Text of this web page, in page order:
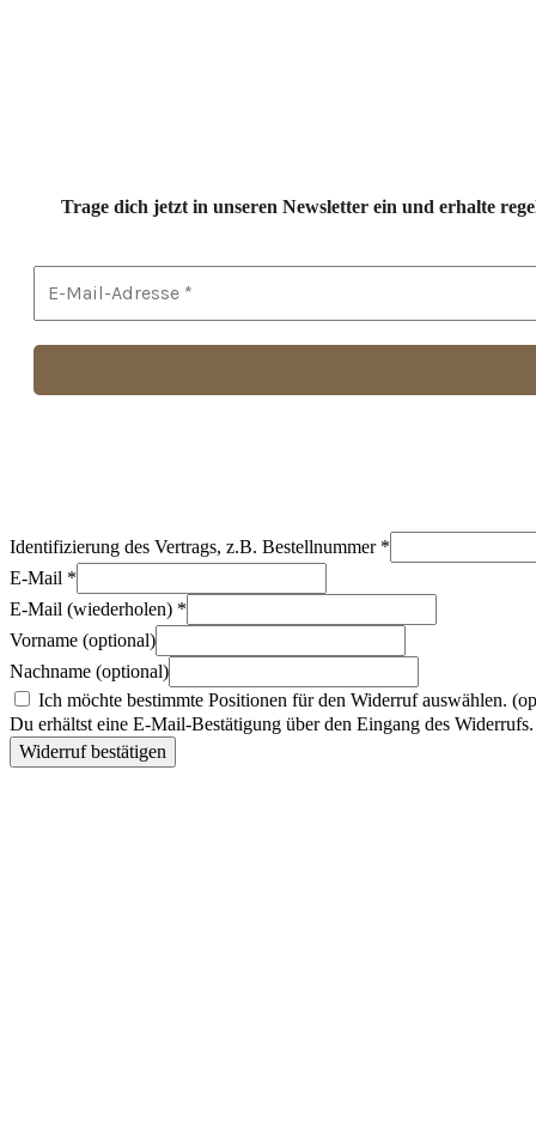
Trage dich jetzt in unseren Newsletter ein und erhalte
Identifizierung des Vertrags, z.B. Bestellnummer *
E-Mail *
E-Mail (wiederholen) *
Vorname (optional)
Nachname (optional)
Ich möchte bestimmte Positionen für den Widerruf auswählen.
Du erhältst eine E-Mail-Bestätigung über den Eingang des
Widerruf bestätigen